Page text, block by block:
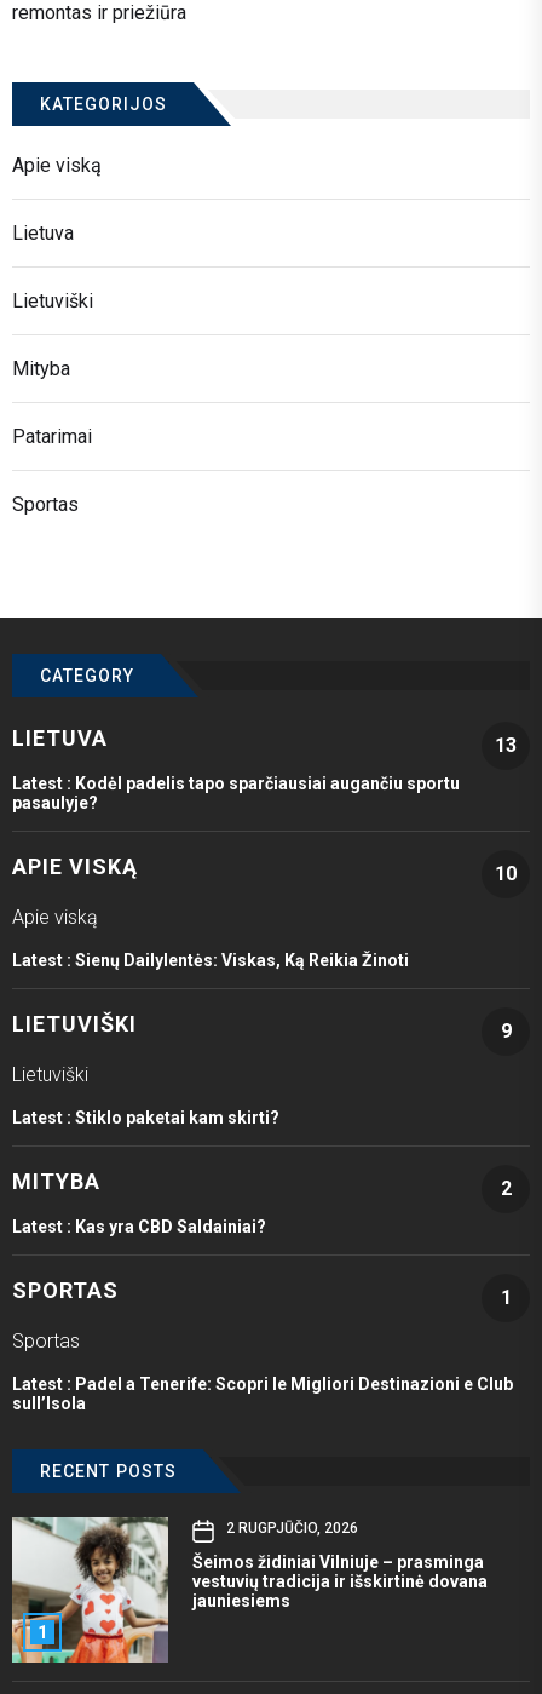
remontas ir priežiūra
KATEGORIJOS
Apie viską
Lietuva
Lietuviški
Mityba
Patarimai
Sportas
CATEGORY
LIETUVA 13
Latest : Kodėl padelis tapo sparčiausiai augančiu sportu
pasaulyje?
APIE VISKĄ
10
Apie viską
Latest : Sienų Dailylentės: Viskas, Ką Reikia Žinoti
LIETUVIŠKI
9
Lietuviški
Latest : Stiklo paketai kam skirti?
MITYBA 2
Latest : Kas yra CBD Saldainiai?
SPORTAS
1
Sportas
Latest : Padel a Tenerife: Scopri le Migliori Destinazioni e Club
sull’Isola
RECENT POSTS
1
2 RUGPJŪČIO, 2026
Šeimos židiniai Vilniuje – prasminga
vestuvių tradicija ir išskirtinė dovana
jauniesiems